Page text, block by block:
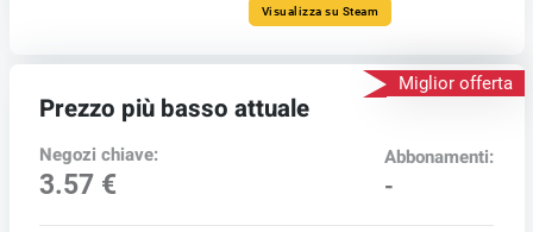
Visualizza su Steam
Miglior offerta
Prezzo più basso attuale
Negozi chiave:
3.57 €
Abbonamenti:
-